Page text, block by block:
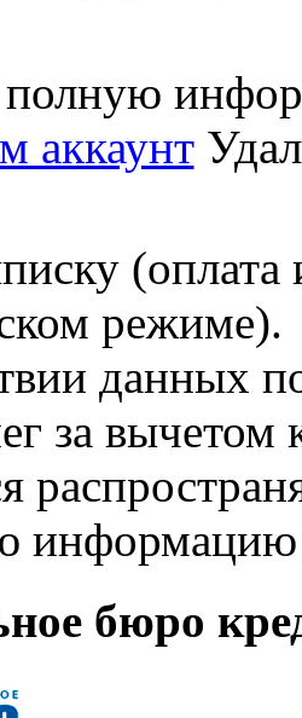
полную
аккаунт
режиме).
данных
за
информацию
бюро